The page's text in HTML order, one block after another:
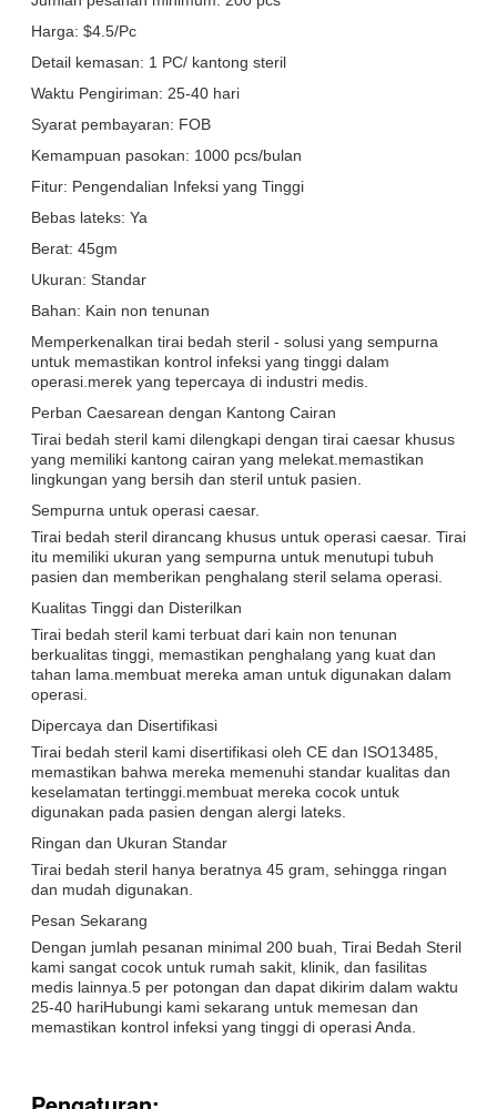
Harga: $4.5/Pc
Detail kemasan: 1 PC/ kantong steril
Waktu Pengiriman: 25-40 hari
Syarat pembayaran: FOB
Kemampuan pasokan: 1000 pcs/bulan
Fitur: Pengendalian Infeksi yang Tinggi
Bebas lateks: Ya
Berat: 45gm
Ukuran: Standar
Bahan: Kain non tenunan
Memperkenalkan tirai bedah steril - solusi yang sempurna
untuk memastikan kontrol infeksi yang tinggi dalam
operasi.merek yang tepercaya di industri medis.
Perban Caesarean dengan Kantong Cairan
Tirai bedah steril kami dilengkapi dengan tirai caesar khusus
yang memiliki kantong cairan yang melekat.memastikan
lingkungan yang bersih dan steril untuk pasien.
Sempurna untuk operasi caesar.
Tirai bedah steril dirancang khusus untuk operasi caesar. Tirai
itu memiliki ukuran yang sempurna untuk menutupi tubuh
pasien dan memberikan penghalang steril selama operasi.
Kualitas Tinggi dan Disterilkan
Tirai bedah steril kami terbuat dari kain non tenunan
berkualitas tinggi, memastikan penghalang yang kuat dan
tahan lama.membuat mereka aman untuk digunakan dalam
operasi.
Dipercaya dan Disertifikasi
Tirai bedah steril kami disertifikasi oleh CE dan ISO13485,
memastikan bahwa mereka memenuhi standar kualitas dan
keselamatan tertinggi.membuat mereka cocok untuk
digunakan pada pasien dengan alergi lateks.
Ringan dan Ukuran Standar
Tirai bedah steril hanya beratnya 45 gram, sehingga ringan
dan mudah digunakan.
Pesan Sekarang
Dengan jumlah pesanan minimal 200 buah, Tirai Bedah Steril
kami sangat cocok untuk rumah sakit, klinik, dan fasilitas
medis lainnya.5 per potongan dan dapat dikirim dalam waktu
25-40 hariHubungi kami sekarang untuk memesan dan
memastikan kontrol infeksi yang tinggi di operasi Anda.